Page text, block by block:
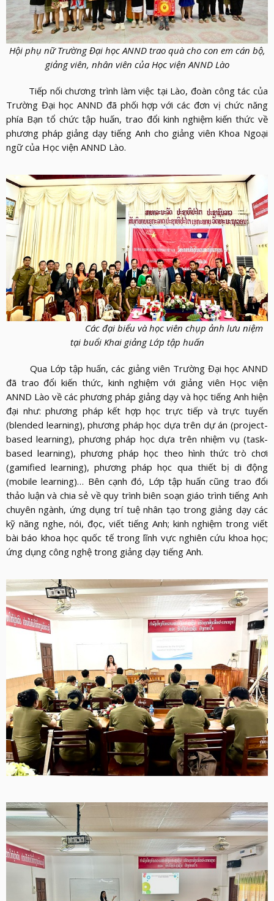
Hội phụ nữ Trường Đại học ANND trao quà cho con em cán bộ,
giảng viên, nhân viên của Học viện ANND Lào
Tiếp nối chương trình làm việc tại Lào, đoàn công tác của
Trường Đại học ANND đã phối hợp với các đơn vị chức năng
phía Bạn tổ chức tập huấn, trao đổi kinh nghiệm kiến thức về
phương pháp giảng dạy tiếng Anh cho giảng viên Khoa Ngoại
ngữ của Học viện ANND Lào.
Các đại biểu và học viên chụp ảnh lưu niệm
tại buổi Khai giảng Lớp tập huấn
Qua Lớp tập huấn, các giảng viên Trường Đại học ANND
đã trao đổi kiến thức, kinh nghiệm với giảng viên Học viện
ANND Lào về các phương pháp giảng dạy và học tiếng Anh hiện
đại như: phương pháp kết hợp học trực tiếp và trực tuyến
(blended learning), phương pháp học dựa trên dự án (project-
based learning), phương pháp học dựa trên nhiệm vụ (task-
based learning), phương pháp học theo hình thức trò chơi
(gamified learning), phương pháp học qua thiết bị di động
(mobile learning)… Bên cạnh đó, Lớp tập huấn cũng trao đổi
thảo luận và chia sẻ về quy trình biên soạn giáo trình tiếng Anh
chuyên ngành, ứng dụng trí tuệ nhân tạo trong giảng dạy các
kỹ năng nghe, nói, đọc, viết tiếng Anh; kinh nghiệm trong viết
bài báo khoa học quốc tế trong lĩnh vực nghiên cứu khoa học;
ứng dụng công nghệ trong giảng dạy tiếng Anh.